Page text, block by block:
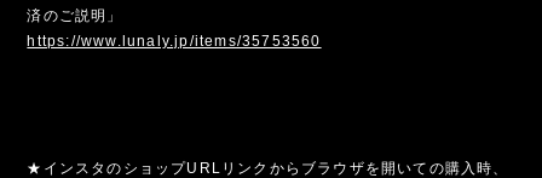
済のご説明」
https://www.lunaly.jp/items/35753560
★インスタのショップURLリンクからブラウザを開いての購入時、